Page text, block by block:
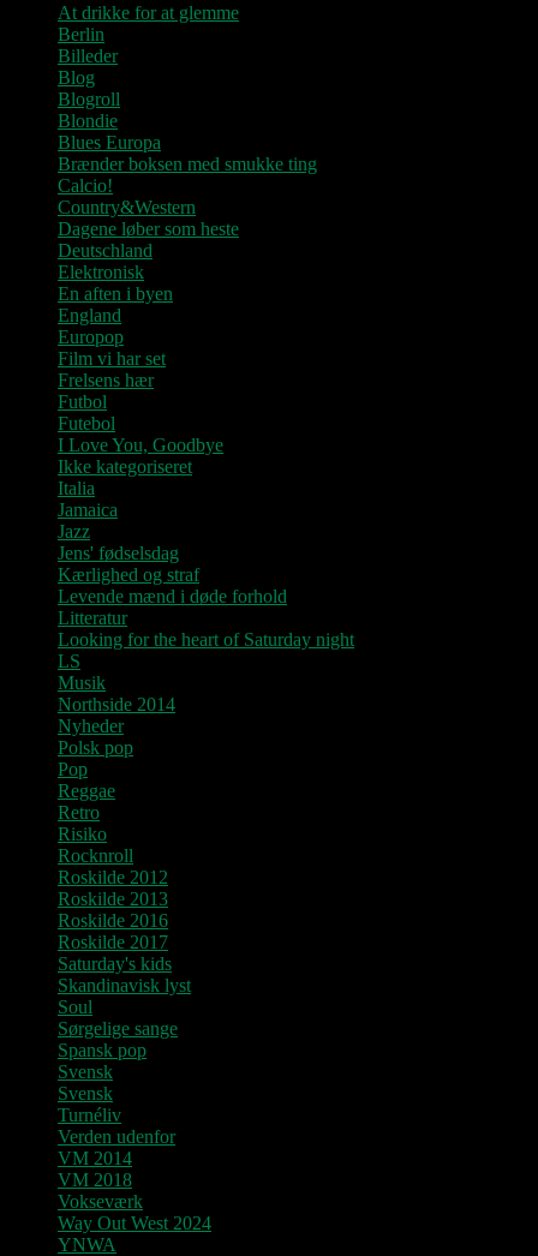
At drikke for at glemme
Berlin
Billeder
Blog
Blogroll
Blondie
Blues Europa
Brænder boksen med smukke ting
Calcio!
Country&Western
Dagene løber som heste
Deutschland
Elektronisk
En aften i byen
England
Europop
Film vi har set
Frelsens hær
Futbol
Futebol
I Love You, Goodbye
Ikke kategoriseret
Italia
Jamaica
Jazz
Jens' fødselsdag
Kærlighed og straf
Levende mænd i døde forhold
Litteratur
Looking for the heart of Saturday night
LS
Musik
Northside 2014
Nyheder
Polsk pop
Pop
Reggae
Retro
Risiko
Rocknroll
Roskilde 2012
Roskilde 2013
Roskilde 2016
Roskilde 2017
Saturday's kids
Skandinavisk lyst
Soul
Sørgelige sange
Spansk pop
Svensk
Svensk
Turnéliv
Verden udenfor
VM 2014
VM 2018
Vokseværk
Way Out West 2024
YNWA